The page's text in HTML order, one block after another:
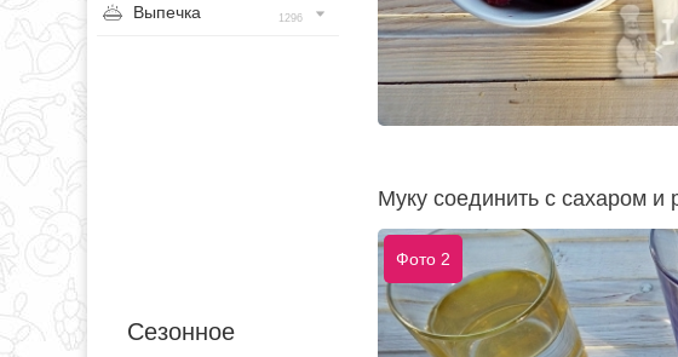
Выпечка 1296
Сезонное
Муку соединить с сахаром и
Фото 2